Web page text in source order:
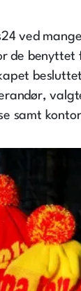
ved
de
samt